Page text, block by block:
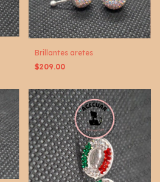
Brillantes aretes
$209.00